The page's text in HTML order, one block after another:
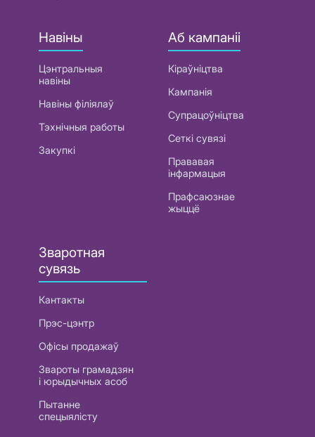
Навіны
Цэнтральныя
навіны
Навіны філіялаў
Тэхнічныя работы
Закупкі
Аб кампаніі
Кіраўніцтва
Кампанія
Супрацоўніцтва
Сеткі сувязі
Прававая
інфармацыя
Прафсаюзнае
жыццё
Зваротная
сувязь
Кантакты
Прэс-цэнтр
Офісы продажаў
Звароты грамадзян
і юрыдычных асоб
Пытанне
спецыялісту